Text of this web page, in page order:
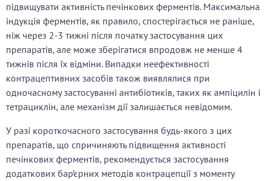
підвищувати активність печінкових ферментів. Максимальна
індукція ферментів, як правило, спостерігається не раніше,
ніж через 2-3 тижні після початку застосування цих
препаратів, але може зберігатися впродовж не менше 4
тижнів після їх відміни. Випадки неефективності
контрацептивних засобів також виявлялися при
одночасному застосуванні антибіотиків, таких як ампіцилін і
тетрациклін, але механізм дії залишається невідомим.
У разі короткочасного застосування будь-якого з цих
препаратів, що спричиняють підвищення активності
печінкових ферментів, рекомендується застосування
додаткових бар’єрних методів контрацепції з моменту